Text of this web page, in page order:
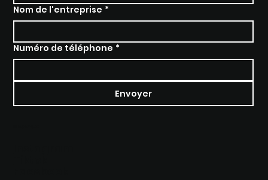
Nom de l'entreprise *
Numéro de téléphone *
Envoyer